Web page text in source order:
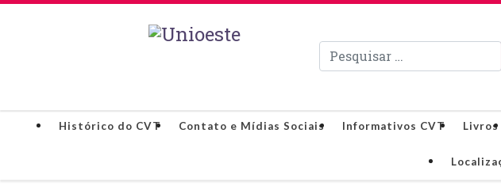
Pesquisar
Histórico do CVT Contato e Mídias Sociais Informativos CVT Livros